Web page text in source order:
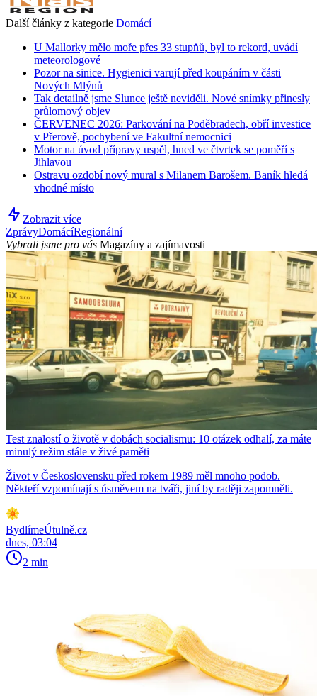
Další články z kategorie Domácí
U Mallorky mělo moře přes 33 stupňů, byl to rekord, uvádí
meteorologové
Pozor na sinice. Hygienici varují před koupáním v části
Nových Mlýnů
Tak detailně jsme Slunce ještě neviděli. Nové snímky přinesly
průlomový objev
ČERVENEC 2026: Parkování na Poděbradech, obří investice
v Přerově, pochybení ve Fakultní nemocnici
Motor na úvod přípravy uspěl, hned ve čtvrtek se poměří s
Jihlavou
Ostravu ozdobí nový mural s Milanem Barošem. Baník hledá
vhodné místo
Zobrazit více
ZprávyDomácíRegionální
Vybrali jsme pro vás Magazíny a zajímavosti
Test znalostí o životě v dobách socialismu: 10 otázek odhalí, za máte
minulý režim stále v živé paměti
Život v Československu před rokem 1989 měl mnoho podob.
Někteří vzpomínají s úsměvem na tváři, jiní by raději zapomněli.
BydlímeÚtulně.cz
dnes, 03:04
2 min